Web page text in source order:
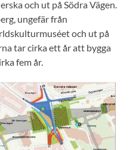
och ut på Södra Vägen.
ungefär från
och ut på
tar cirka ett år att bygga
fem år.